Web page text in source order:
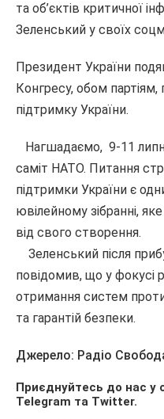
та об’єктів критичної
Зеленський у своїх
Президент України
Конгресу, обом
підтримку України.
Нагшадаємо, 9-11
саміт НАТО. Питання
підтримки України є
ювілейному зібранні,
від свого створення.
Зеленський після
повідомив, що у фокусі
отримання систем
та гарантій безпеки.
Джерело: Радіо
Приєднуйтесь до нас у
Telegram та Twitter.